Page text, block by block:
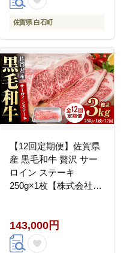
佐賀県 白石町
【12回定期便】佐賀県
産 黒毛和牛 贅沢 サー
ロイン ステーキ
250g×1枚【株式会社い
143,000円